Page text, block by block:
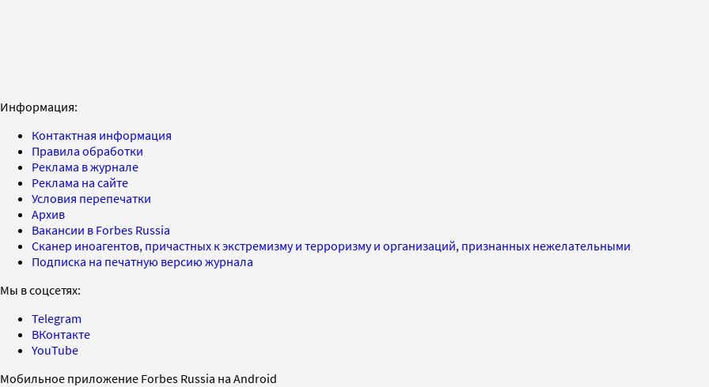
Информация:
Контактная информация
Правила обработки
Реклама в журнале
Реклама на сайте
Условия перепечатки
Архив
Вакансии в Forbes Russia
Сканер иноагентов, причастных к экстремизму и терроризму и организаций, признанных нежелательными
Подписка на печатную версию журнала
Мы в соцсетях:
Telegram
ВКонтакте
YouTube
Мобильное приложение Forbes Russia на Android